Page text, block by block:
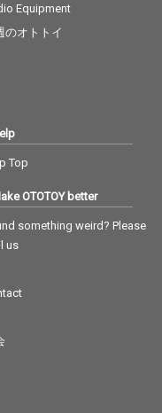
Equipment
のオトトイ
Top
OTOTOY better
something weird? Please
us